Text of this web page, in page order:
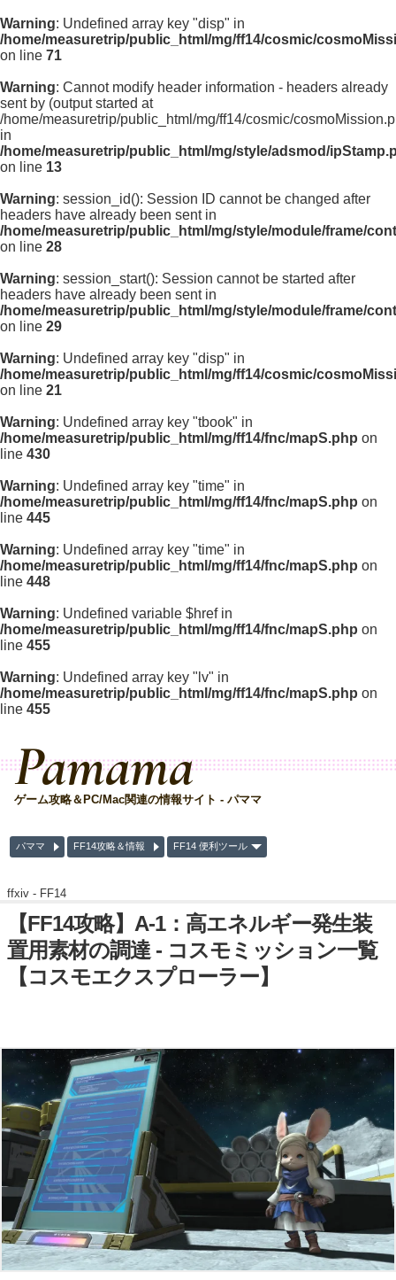
Warning: Undefined array key "disp" in
/home/measuretrip/public_html/mg/ff14/cosmic/
on line 71
Warning: Cannot modify header information - headers already
sent by (output started at
/home/measuretrip/public_html/mg/ff14/cosmic/
in
/home/measuretrip/public_html/mg/style/adsmod/
on line 13
Warning: session_id(): Session ID cannot be changed after
headers have already been sent in
/home/measuretrip/public_html/mg/style/module/frame/
on line 28
Warning: session_start(): Session cannot be started after
headers have already been sent in
/home/measuretrip/public_html/mg/style/module/frame/
on line 29
Warning: Undefined array key "disp" in
/home/measuretrip/public_html/mg/ff14/cosmic/
on line 21
Warning: Undefined array key "tbook" in
/home/measuretrip/public_html/mg/ff14/fnc/mapS.php on
line 430
Warning: Undefined array key "time" in
/home/measuretrip/public_html/mg/ff14/fnc/mapS.php on
line 445
Warning: Undefined array key "time" in
/home/measuretrip/public_html/mg/ff14/fnc/mapS.php on
line 448
Warning: Undefined variable $href in
/home/measuretrip/public_html/mg/ff14/fnc/mapS.php on
line 455
Warning: Undefined array key "lv" in
/home/measuretrip/public_html/mg/ff14/fnc/mapS.php on
line 455
Pamama
ゲーム攻略＆PC/Mac関連の情報サイト - パママ
パママ FF14攻略＆情報 FF14 便利ツール
ffxiv - FF14
【FF14攻略】A-1：高エネルギー発生装
置用素材の調達 - コスモミッション一覧
【コスモエクスプローラー】